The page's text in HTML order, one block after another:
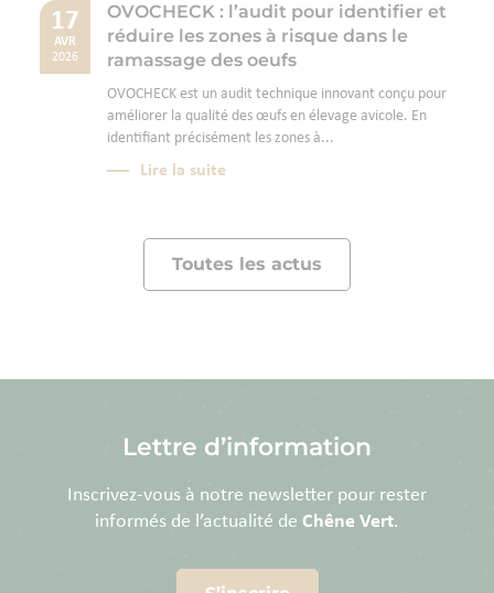
17
AVR
2026
OVOCHECK : l’audit pour identifier et
réduire les zones à risque dans le
ramassage des oeufs
OVOCHECK est un audit technique innovant conçu pour
améliorer la qualité des œufs en élevage avicole. En
identifiant précisément les zones à...
Lire la suite
Toutes les actus
Lettre d’information
Inscrivez-vous à notre newsletter pour rester
informés de l’actualité de Chêne Vert.